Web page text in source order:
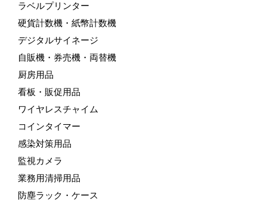
ラベルプリンター
硬貨計数機・紙幣計数機
デジタルサイネージ
自販機・券売機・両替機
厨房用品
看板・販促用品
ワイヤレスチャイム
コインタイマー
感染対策用品
監視カメラ
業務用清掃用品
防塵ラック・ケース